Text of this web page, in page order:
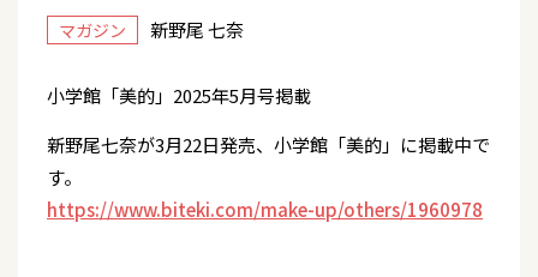
マガジン 新野尾 七奈
小学館「美的」2025年5月号掲載
新野尾七奈が3月22日発売、小学館「美的」に掲載中で
す。
https://www.biteki.com/make-up/others/1960978